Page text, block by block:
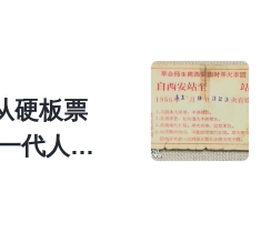
硬板票
代人收